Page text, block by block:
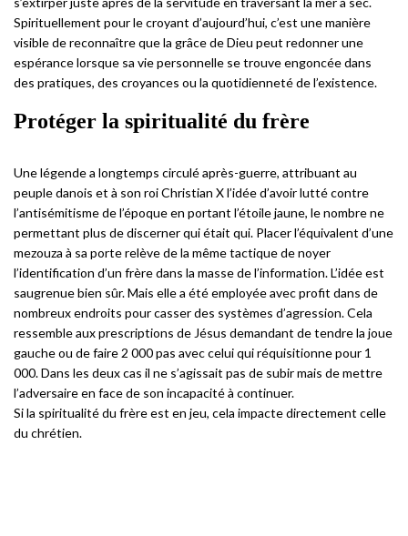
Spirituellement pour le croyant d’aujourd’hui, c’est une manière
visible de reconnaître que la grâce de Dieu peut redonner une
espérance lorsque sa vie personnelle se trouve engoncée dans
des pratiques, des croyances ou la quotidienneté de l’existence.
Protéger la spiritualité du frère
Une légende a longtemps circulé après-guerre, attribuant au
peuple danois et à son roi Christian X l’idée d’avoir lutté contre
l’antisémitisme de l’époque en portant l’étoile jaune, le nombre ne
permettant plus de discerner qui était qui. Placer l’équivalent d’une
mezouza à sa porte relève de la même tactique de noyer
l’identification d’un frère dans la masse de l’information. L’idée est
saugrenue bien sûr. Mais elle a été employée avec profit dans de
nombreux endroits pour casser des systèmes d’agression. Cela
ressemble aux prescriptions de Jésus demandant de tendre la joue
gauche ou de faire 2 000 pas avec celui qui réquisitionne pour 1
000. Dans les deux cas il ne s’agissait pas de subir mais de mettre
l’adversaire en face de son incapacité à continuer.
Si la spiritualité du frère est en jeu, cela impacte directement celle
du chrétien.